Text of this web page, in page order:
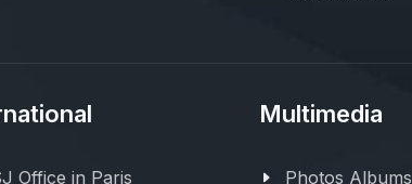
Office in Paris
Multimedia
Photos Albums